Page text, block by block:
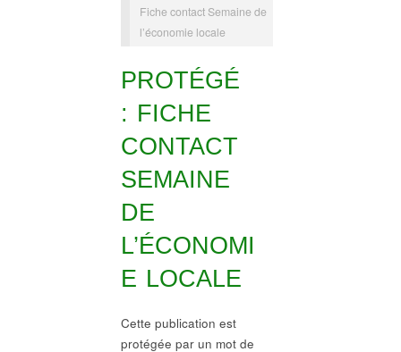
Fiche contact Semaine de
l’économie locale
PROTÉGÉ
: FICHE
CONTACT
SEMAINE
DE
L’ÉCONOMI
E LOCALE
Cette publication est
protégée par un mot de